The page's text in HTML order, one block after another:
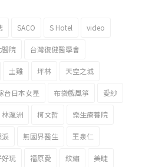
風箏節「風在石起」霸氣回歸
SACO S Hotel video
醫院 台灣復健醫學會
土雞 坪林 天空之城
台日本女星 布袋戲風箏 愛紗
林瀛洲 柯文哲 樂生療養院
淚 無國界醫生 王泉仁
好玩 福原愛 紋繡 美睫